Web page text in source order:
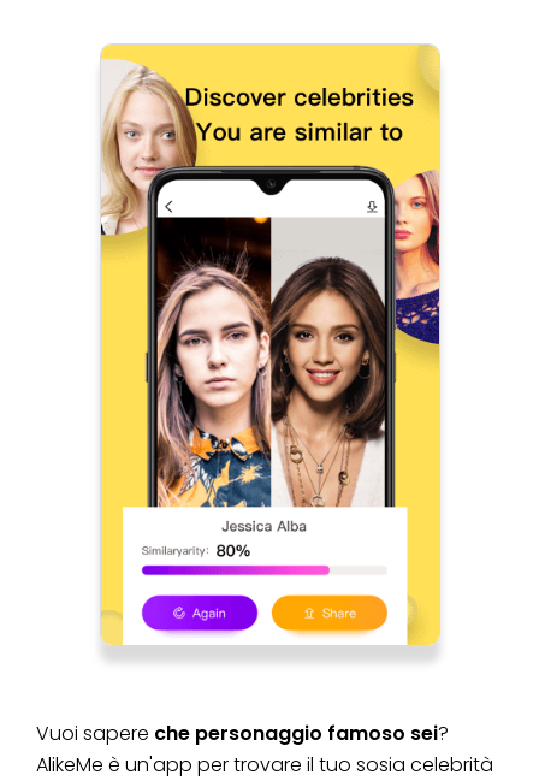
Vuoi sapere che personaggio famoso sei?
AlikeMe è un'app per trovare il tuo sosia celebrità